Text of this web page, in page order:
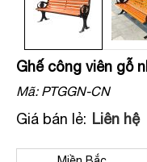
Ghế công viên gỗ
Mã:PTGGN-CN
Giá bán lẻ: Liên hệ